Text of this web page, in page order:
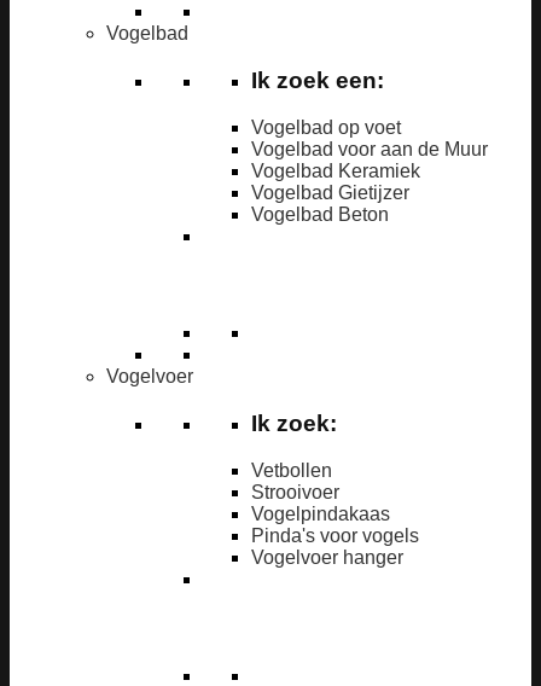
Vogelbad
Ik zoek een:
Vogelbad op voet
Vogelbad voor aan de Muur
Vogelbad Keramiek
Vogelbad Gietijzer
Vogelbad Beton
Vogelvoer
Ik zoek:
Vetbollen
Strooivoer
Vogelpindakaas
Pinda's voor vogels
Vogelvoer hanger